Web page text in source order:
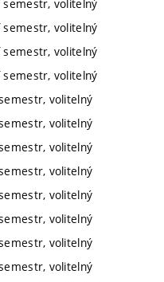
volitelný
volitelný
volitelný
volitelný
volitelný
volitelný
volitelný
volitelný
volitelný
volitelný
volitelný
volitelný